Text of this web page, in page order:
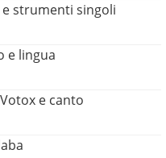
e strumenti singoli
e lingua
e canto